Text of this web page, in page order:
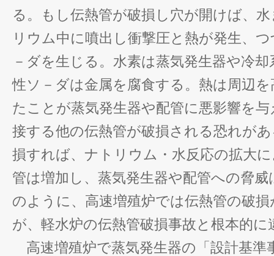
る。もし伝熱管が破損し穴が開けば、
リウム中に噴出し衝撃圧と熱が発生、
－ダを生じる。水素は蒸気発生器や冷
性ソ－ダは金属を腐食する。熱は周辺
たことが蒸気発生器や配管に悪影響を
接する他の伝熱管が破損される恐れが
損すれば、ナトリウム・水反応の拡大
管は増加し、蒸気発生器や配管への脅
のように、高速増殖炉では伝熱管の破
が、軽水炉の伝熱管破損事故と根本的
高速増殖炉で蒸気発生器の「設計基準